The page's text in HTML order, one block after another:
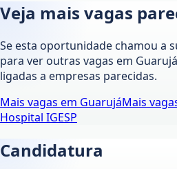
Veja mais vagas
Se esta oportunidade chamou a
para ver outras vagas em Guarujá
ligadas a empresas parecidas.
Mais vagas em GuarujáMais
Hospital IGESP
Candidatura